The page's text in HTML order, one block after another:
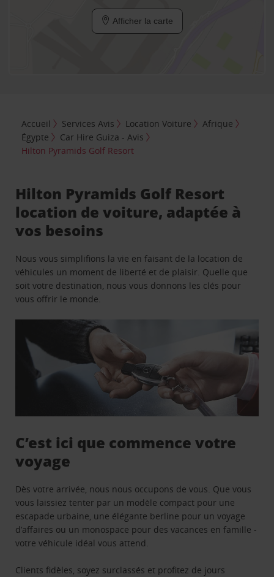
Afficher la carte
Accueil Services Avis Location Voiture
Afrique
Égypte
Car Hire Guiza - Avis
Hilton Pyramids Golf Resort
Hilton Pyramids Golf Resort
location de voiture, adaptée à
vos besoins
Nous vous simplifions la vie en faisant de la location de
véhicules un moment de liberté et de plaisir. Quelle que
soit votre destination, nous vous donnons les clés pour
vous offrir le monde.
C’est ici que commence votre
voyage
Dès votre arrivée, nous nous occupons de vous. Que vous
vous laissiez tenter par un modèle compact pour une
escapade urbaine, une élégante berline pour un voyage
d’affaires ou un monospace pour des vacances en famille -
votre véhicule idéal vous attend.
Clients fidèles, soyez surclassés et profitez de jours